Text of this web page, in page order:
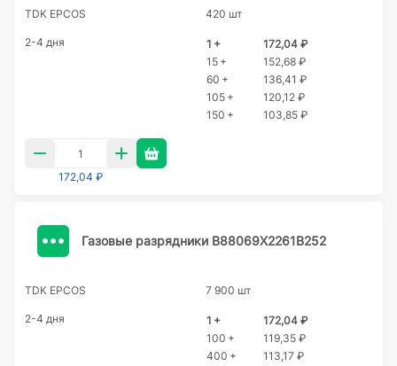
TDK EPCOS 420 шт
2-4 дня 1 +
172,04 ₽
15 +
152,68 ₽
60 +
136,41 ₽
105 +
120,12 ₽
150 +
103,85 ₽
172,04 ₽
Газовые разрядники B88069X2261B252
TDK EPCOS 7 900 шт
2-4 дня 1 +
172,04 ₽
100 +
119,35 ₽
400 +
113,17 ₽